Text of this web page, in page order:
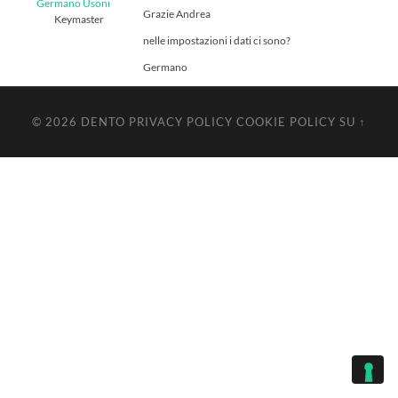
Germano Usoni
Keymaster
Grazie Andrea
nelle impostazioni i dati ci sono?
Germano
© 2026 DENTO PRIVACY POLICY COOKIE POLICY SU ↑